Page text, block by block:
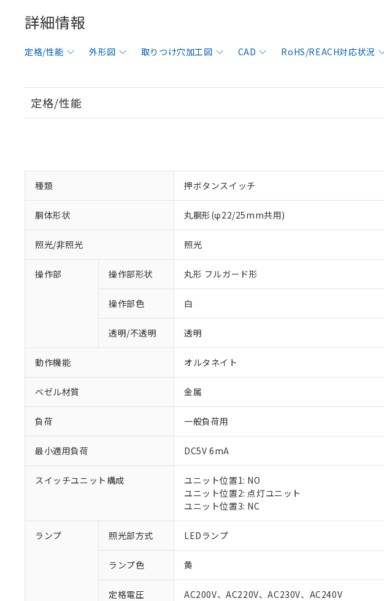
詳細情報
定格/性能 外形図 取りつけ穴加工図 CAD RoHS/REACH対応状況
定格/性能
種類 押ボタンスイッチ
胴体形状 丸胴形(φ22/25mm共用)
照光/非照光 照光
操作部 操作部形状 丸形 フルガード形
操作部色 白
透明/不透明 透明
動作機能 オルタネイト
ベゼル材質 金属
負荷 一般負荷用
最小適用負荷 DC5V 6mA
スイッチユニット構成
ユニット位置1: NO
ユニット位置2: 点灯ユニット
ユニット位置3: NC
ランプ 照光部方式 LEDランプ
ランプ色 黄
定格電圧 AC200V、AC220V、AC230V、AC240V